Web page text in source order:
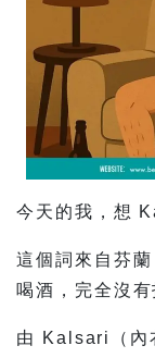
今天的我，想
這個詞來自芬
喝酒，完全沒有
由 Kalsari（內